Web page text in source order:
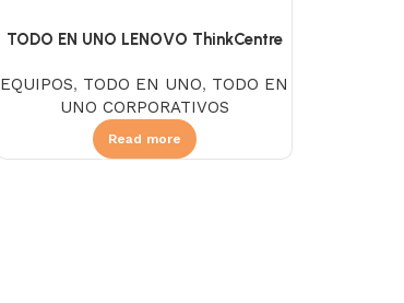
TODO EN UNO LENOVO ThinkCentre
13420H, SSD 256GB, DDR5 8GB, NO
DVD, Pantalla 23.8″ FHD IPS, Linux,
Negro
EQUIPOS, TODO EN UNO, TODO EN
UNO CORPORATIVOS
Read more